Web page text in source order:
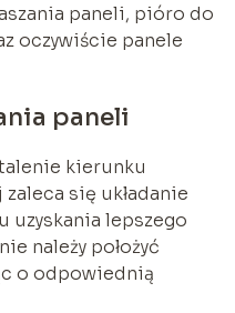
paneli, pióro do
oczywiście panele
paneli
kierunku
zaleca się układanie
uzyskania lepszego
należy położyć
o odpowiednią